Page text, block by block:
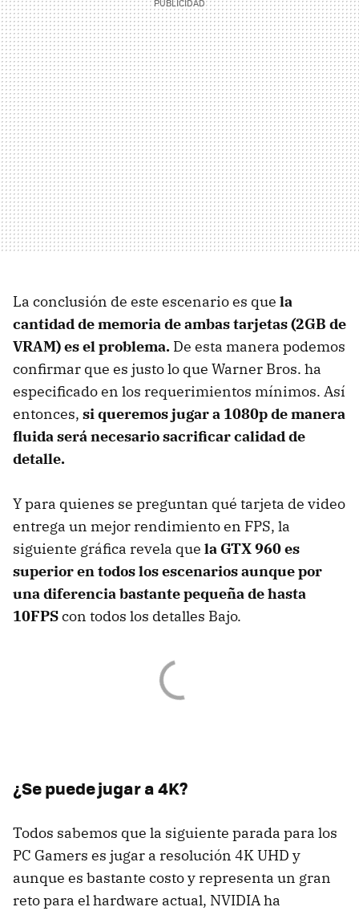
La conclusión de este escenario es que la
cantidad de memoria de ambas tarjetas (2GB de
VRAM) es el problema. De esta manera podemos
confirmar que es justo lo que Warner Bros. ha
especificado en los requerimientos mínimos. Así
entonces, si queremos jugar a 1080p de manera
fluida será necesario sacrificar calidad de
detalle.
Y para quienes se preguntan qué tarjeta de video
entrega un mejor rendimiento en FPS, la
siguiente gráfica revela que la GTX 960 es
superior en todos los escenarios aunque por
una diferencia bastante pequeña de hasta
10FPScon todos los detalles Bajo.
¿Se puede jugar a 4K?
Todos sabemos que la siguiente parada para los
PC Gamers es jugar a resolución 4K UHD y
aunque es bastante costo y representa un gran
reto para el hardware actual, NVIDIA ha